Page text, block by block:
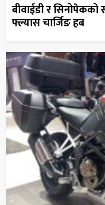
बीवाईडी र सिनोपेकको
फ्ल्यास चार्जिङ हब